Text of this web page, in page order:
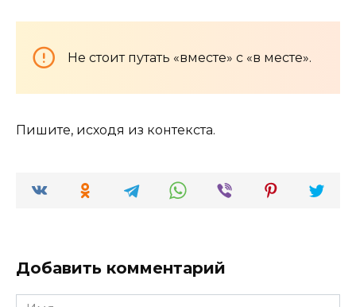
Не стоит путать «вместе» с «в месте».
Пишите, исходя из контекста.
Добавить комментарий
Имя